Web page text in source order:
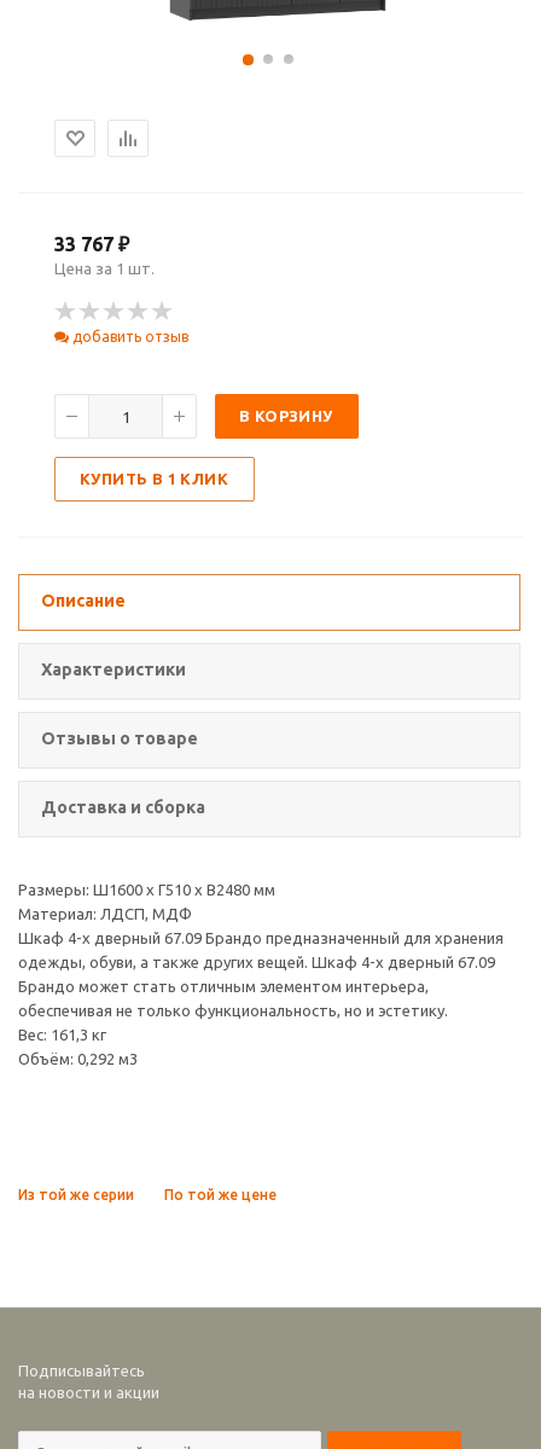
33 767 ₽
Цена за 1 шт.
добавить отзыв
В КОРЗИНУ
КУПИТЬ В 1 КЛИК
Описание
Характеристики
Отзывы о товаре
Доставка и сборка
Размеры: Ш1600 х Г510 х В2480 мм
Материал: ЛДСП, МДФ
Шкаф 4-х дверный 67.09 Брандо предназначенный для хранения
одежды, обуви, а также других вещей. Шкаф 4-х дверный 67.09
Брандо может стать отличным элементом интерьера,
обеспечивая не только функциональность, но и эстетику.
Вес: 161,3 кг
Объём: 0,292 м3
Из той же серии По той же цене
Подписывайтесь
на новости и акции